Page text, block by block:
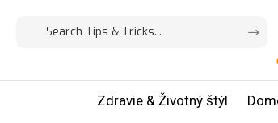
Zdravie & Životný štýl